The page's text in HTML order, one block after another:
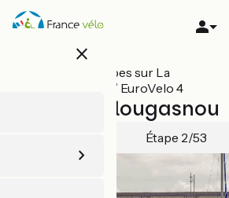
Aller
au
close
Toutes les étapes sur La
Vélomaritime / EuroVelo 4
Morlaix / Plougasnou
Étape 2/53